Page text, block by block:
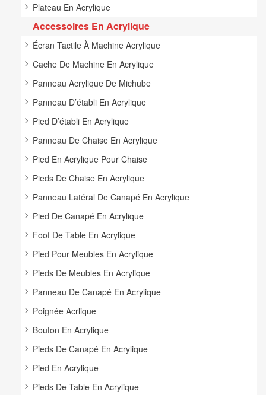
Plateau En Acrylique
Accessoires En Acrylique
Écran Tactile À Machine Acrylique
Cache De Machine En Acrylique
Panneau Acrylique De Michube
Panneau D’établi En Acrylique
Pied D’établi En Acrylique
Panneau De Chaise En Acrylique
Pied En Acrylique Pour Chaise
Pieds De Chaise En Acrylique
Panneau Latéral De Canapé En Acrylique
Pied De Canapé En Acrylique
Foof De Table En Acrylique
Pied Pour Meubles En Acrylique
Pieds De Meubles En Acrylique
Panneau De Canapé En Acrylique
Poignée Acrlique
Bouton En Acrylique
Pieds De Canapé En Acrylique
Pied En Acrylique
Pieds De Table En Acrylique